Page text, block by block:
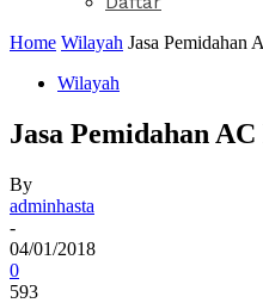
Home Wilayah Jasa Pemidahan
Wilayah
Jasa Pemidahan
By
adminhasta
-
04/01/2018
0
593